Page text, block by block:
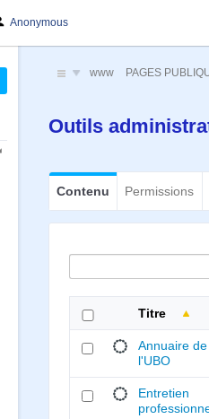
Anonymous
www PAGES
Outils
Contenu Permissions
Titre
Annuaire de
l'UBO
Entretien